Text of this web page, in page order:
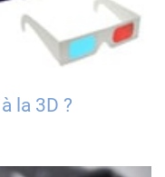
la 3D ?